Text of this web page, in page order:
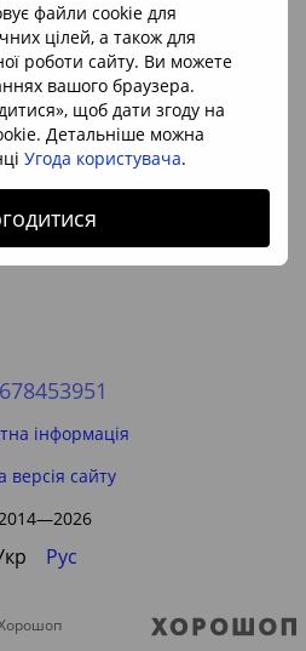
файли cookie для
цілей, а також для
роботи сайту. Ви можете
вашого браузера.
щоб дати згоду на
Детальніше можна
Угода користувача.
інформація
версія сайту
Рус